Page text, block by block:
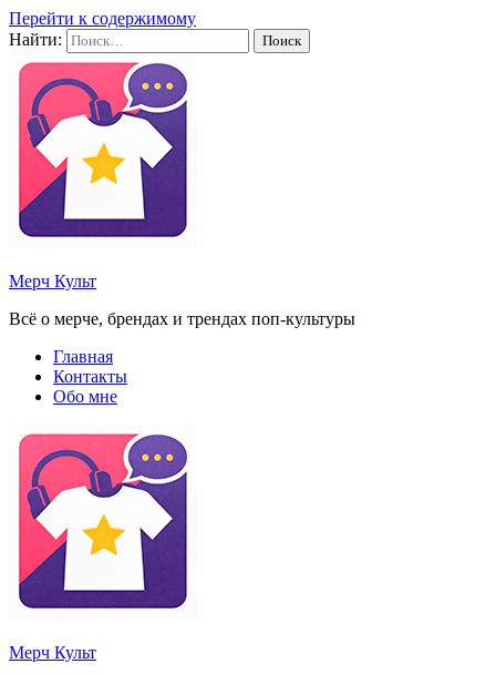
Перейти к содержимому
Найти:
Мерч Культ
Всё о мерче, брендах и трендах поп-культуры
Главная
Контакты
Обо мне
Мерч Культ